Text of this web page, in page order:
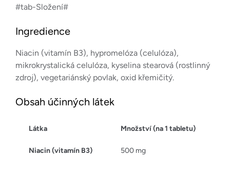
#tab-Složení#
Ingredience
Niacin (vitamín B3), hypromelóza (celulóza),
mikrokrystalická celulóza, kyselina stearová (rostlinný
zdroj), vegetariánský povlak, oxid křemičitý.
Obsah účinných látek
Látka Množství (na 1 tabletu)
Niacin (vitamín B3) 500 mg